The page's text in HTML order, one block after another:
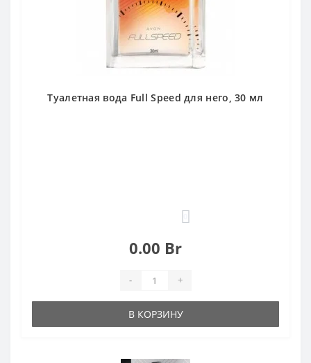
Туалетная вода Full Speed для него, 30 мл
0.00 Br
- +
В КОРЗИНУ